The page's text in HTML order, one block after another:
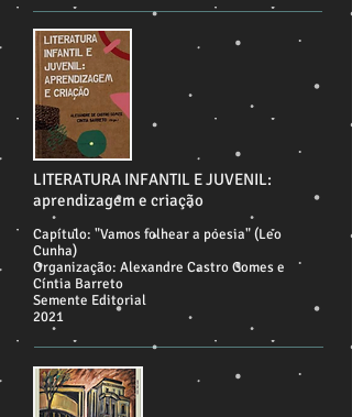
LITERATURA INFANTIL E JUVENIL:
aprendizagem e criação
Capítulo: "Vamos folhear a poesia" (Leo
Cunha)
Organização: Alexandre Castro Gomes e
Cíntia Barreto
Semente Editorial
2021